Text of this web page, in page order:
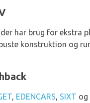
har brug for ekstra
konstruktion og
, EDENCARS, SIXT og